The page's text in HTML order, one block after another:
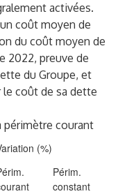
activées.
coût moyen de
du coût moyen de
2022, preuve de
du Groupe, et
coût de sa dette
périmètre courant
(%)
Périm.
constant